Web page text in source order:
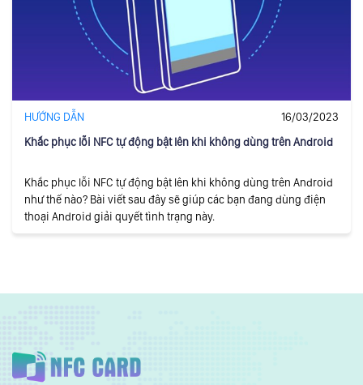
HƯỚNG DẪN
16/03/2023
Khắc phục lỗi NFC tự động bật lên khi không dùng trên Android
Khắc phục lỗi NFC tự động bật lên khi không dùng trên Android
như thế nào? Bài viết sau đây sẽ giúp các bạn đang dùng điện
thoại Android giải quyết tình trạng này.